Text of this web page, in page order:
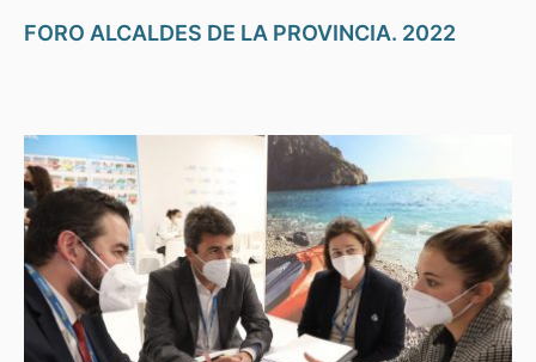
FORO ALCALDES DE LA PROVINCIA. 2022